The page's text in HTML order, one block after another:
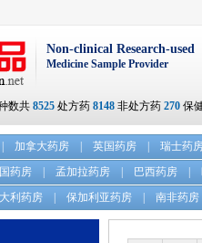
Non-clinical Research-used
Medicine Sample Provider
数共 8525 处方药 8148 非处方药 270 保
加拿大药房 英国药房 瑞士药
药房 孟加拉药房 巴西药房
利药房 保加利亚药房 南非药房